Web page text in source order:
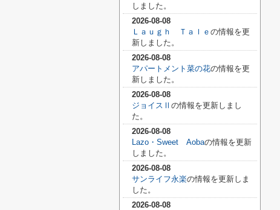
しました。
2026-08-08
Ｌａｕｇｈ Ｔａｌｅ の情報を更
新しました。
2026-08-08
アパートメント菜の花の情報を更
新しました。
2026-08-08
ジョイスⅡ の情報を更新しまし
た。
2026-08-08
Lazo・Sweet Aobaの情報を更新
しました。
2026-08-08
サンライフ永楽の情報を更新しま
した。
2026-08-08